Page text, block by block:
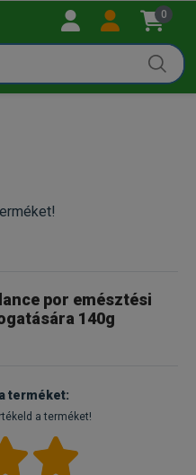
0
por emésztési
140g
terméket:
a terméket!